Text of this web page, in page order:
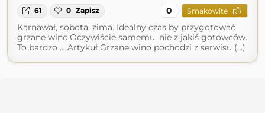
61 0 Zapisz 0 Smakowite
Karnawał, sobota, zima. Idealny czas by przygotować
grzane wino.Oczywiście samemu, nie z jakiś gotowców.
To bardzo … Artykuł Grzane wino pochodzi z serwisu (...)